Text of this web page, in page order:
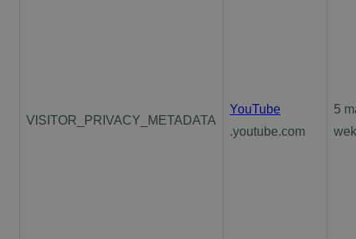
VISITOR_PRIVACY_METADATA
YouTube
.youtube.com
5